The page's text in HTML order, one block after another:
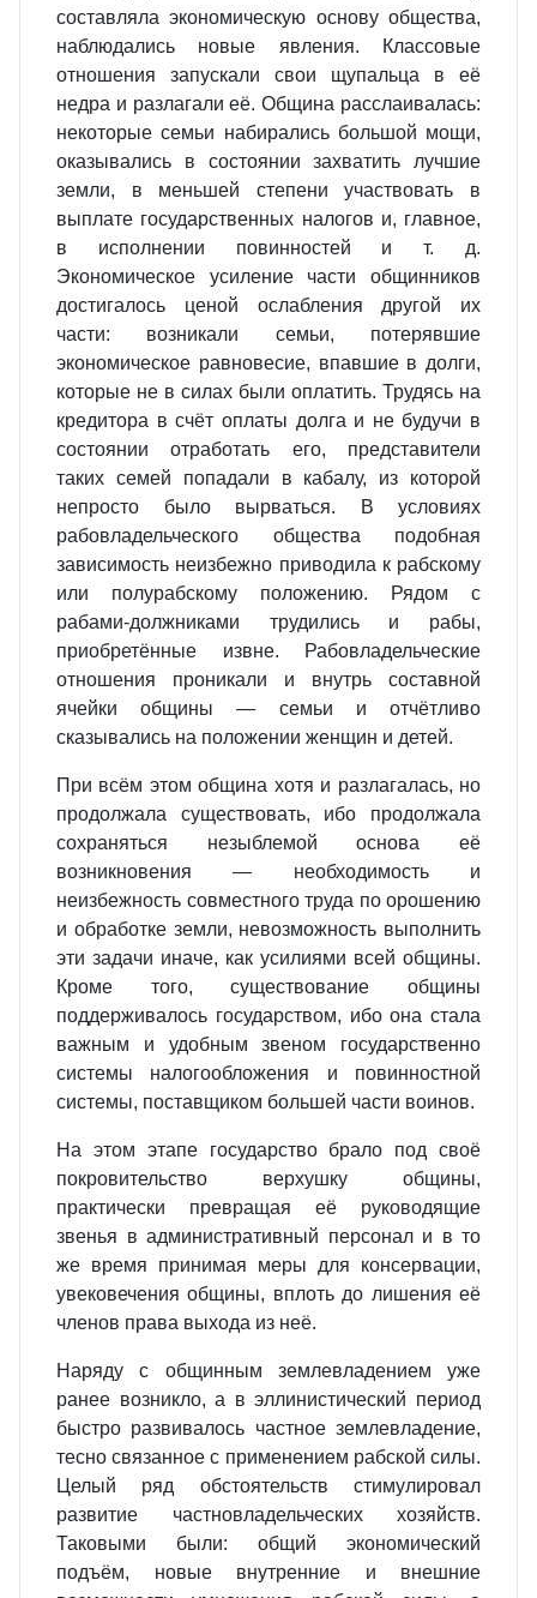
составляла экономическую основу общества,
наблюдались новые явления. Классовые
отношения запускали свои щупальца в её
недра и разлагали её. Община расслаивалась:
некоторые семьи набирались большой мощи,
оказывались в состоянии захватить лучшие
земли, в меньшей степени участвовать в
выплате государственных налогов и, главное,
в исполнении повинностей и т. д.
Экономическое усиление части общинников
достигалось ценой ослабления другой их
части: возникали семьи, потерявшие
экономическое равновесие, впавшие в долги,
которые не в силах были оплатить. Трудясь на
кредитора в счёт оплаты долга и не будучи в
состоянии отработать его, представители
таких семей попадали в кабалу, из которой
непросто было вырваться. В условиях
рабовладельческого общества подобная
зависимость неизбежно приводила к рабскому
или полурабскому положению. Рядом с
рабами‐должниками трудились и рабы,
приобретённые извне. Рабовладельческие
отношения проникали и внутрь составной
ячейки общины — семьи и отчётливо
сказывались на положении женщин и детей.
При всём этом община хотя и разлагалась, но
продолжала существовать, ибо продолжала
сохраняться незыблемой основа её
возникновения — необходимость и
неизбежность совместного труда по орошению
и обработке земли, невозможность выполнить
эти задачи иначе, как усилиями всей общины.
Кроме того, существование общины
поддерживалось государством, ибо она стала
важным и удобным звеном государственно
системы налогообложения и повинностной
системы, поставщиком большей части воинов.
На этом этапе государство брало под своё
покровительство верхушку общины,
практически превращая её руководящие
звенья в административный персонал и в то
же время принимая меры для консервации,
увековечения общины, вплоть до лишения её
членов права выхода из неё.
Наряду с общинным землевладением уже
ранее возникло, а в эллинистический период
быстро развивалось частное землевладение,
тесно связанное с применением рабской силы.
Целый ряд обстоятельств стимулировал
развитие частновладельческих хозяйств.
Таковыми были: общий экономический
подъём, новые внутренние и внешние